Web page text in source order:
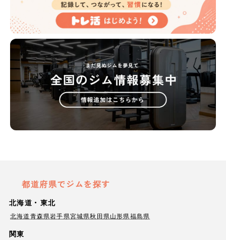
都道府県でジムを探す
北海道・東北
北海道青森県岩手県宮城県秋田県山形県福島県
関東